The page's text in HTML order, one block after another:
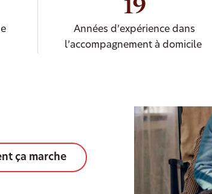
Années d’expérience dans
l’accompagnement à domicile
ça marche